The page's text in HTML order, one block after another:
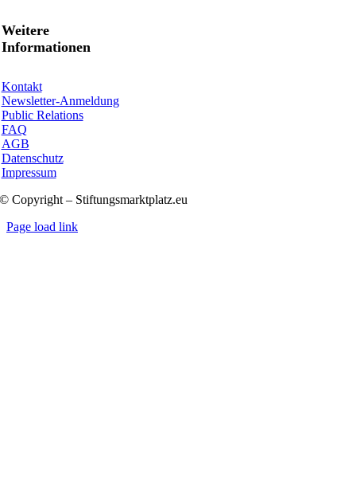
Weitere
Informationen
Kontakt
Newsletter-Anmeldung
Public Relations
FAQ
AGB
Datenschutz
Impressum
© Copyright – Stiftungsmarktplatz.eu
Page load link